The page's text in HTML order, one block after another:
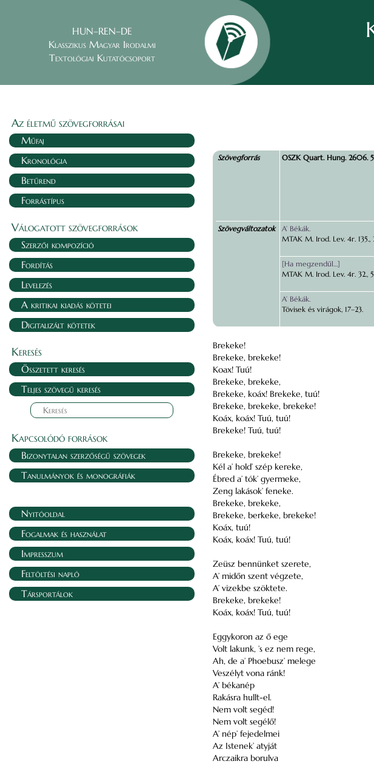
HUN–REN–DE
Klasszikus Magyar Irodalmi
Textológiai Kutatócsoport
Az életmű szövegforrásai
Műfaj
Kronológia
Betűrend
Forrástípus
Válogatott szövegforrások
Szerzői kompozíció
Fordítás
Levelezés
A kritikai kiadás kötetei
Digitalizált kötetek
Keresés
Összetett keresés
Teljes szövegű keresés
Kapcsolódó források
Bizonytalan szerzőségű szövegek
Tanulmányok és monográfiák
Nyitóoldal
Fogalmak és használat
Impresszum
Feltöltési napló
Társportálok
Szövegforrás OSZK Quart. Hung. 2606.
Szövegváltozatok
A’ Békák.
MTAK M. Irod. Lev. 4r.
[Ha megzendűl…]
MTAK M. Irod. Lev. 4r. 32.,
A’ Békák.
Tövisek és virágok, 17–23.
Brekeke!
Brekeke, brekeke!
Koax! Tuú!
Brekeke, brekeke,
Brekeke, koáx! Brekeke, tuú!
Brekeke, brekeke, brekeke!
Koáx, koáx! Tuú, tuú!
Brekeke! Tuú, tuú!
Brekeke, brekeke!
Kél a’ hold’ szép kereke,
Ébred a’ tók’ gyermeke,
Zeng lakások’ feneke.
Brekeke, brekeke,
Brekeke, berkeke, brekeke!
Koáx, tuú!
Koáx, koáx! Tuú, tuú!
Zeüsz bennünket szerete,
A’ midőn szent végzete,
A’ vizekbe szöktete.
Brekeke, brekeke!
Koáx, koáx! Tuú, tuú!
Eggykoron az ő ege
Volt lakunk, ’s ez nem rege,
Ah, de a’ Phoebusz’ melege
Veszélyt vona ránk!
A’ békanép
Rakásra hullt-el.
Nem volt segéd!
Nem volt segélő!
A’ nép’ fejedelmei
Az Istenek’ atyját
Arczaikra borulva